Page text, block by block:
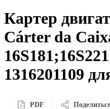
Картер
Cárter da
1316201109
PDF